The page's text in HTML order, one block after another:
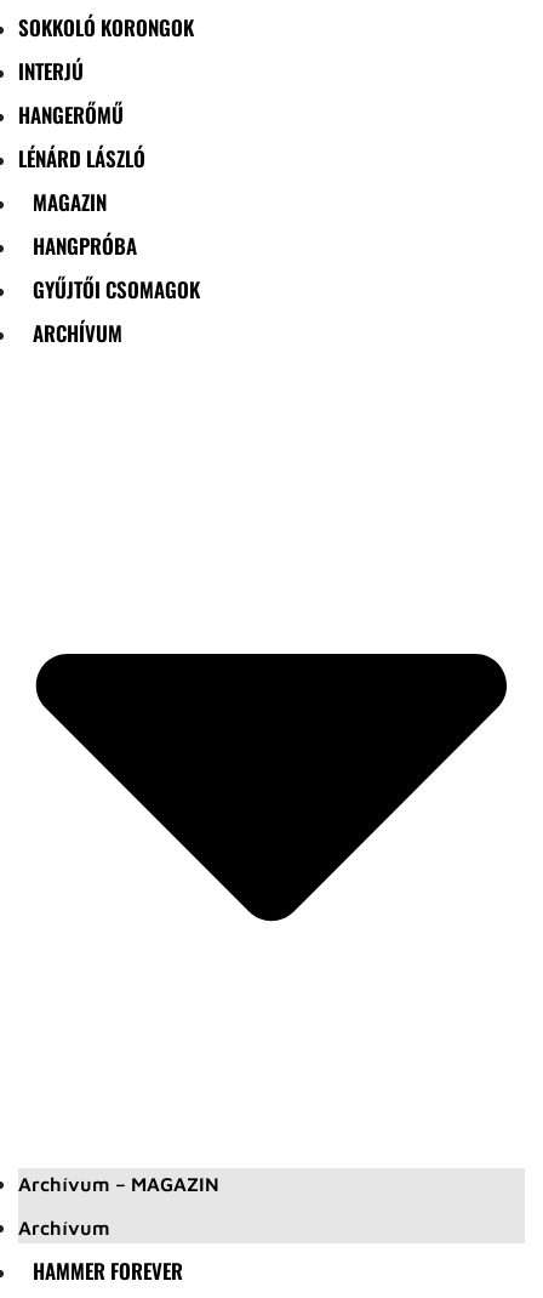
SOKKOLÓ KORONGOK
INTERJÚ
HANGERŐMŰ
LÉNÁRD LÁSZLÓ
MAGAZIN
HANGPRÓBA
GYŰJTŐI CSOMAGOK
ARCHÍVUM
Archívum – MAGAZIN
Archívum
HAMMER FOREVER